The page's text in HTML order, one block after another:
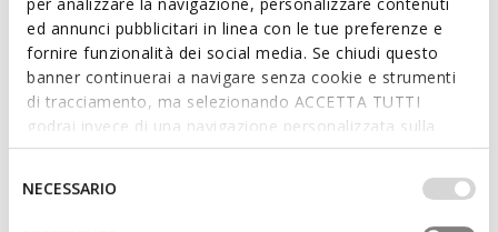
per analizzare la navigazione, personalizzare contenuti
ed annunci pubblicitari in linea con le tue preferenze e
fornire funzionalità dei social media. Se chiudi questo
banner continuerai a navigare senza cookie e strumenti
di tracciamento, ma selezionando ACCETTA TUTTI
godrai invece di una navigazione personalizzata sulla
base dei tuoi gusti ed interessi. Selezionando
IMPOSTAZIONI potrai anche scegliere quali cookies ed
altri strumenti di tracciamento autorizzare. Per maggiori
informazioni o per modificare in qualsiasi momento le
NECESSARIO
Amorti optimal qui offre protection et absorption des
impacts et des sollicitations
Flexibilité et élasticité grâce à l’Active Flexibility System
Enfilage facile et rapide
Épaisseur de la semelle: 3,5 cm / 1,4"